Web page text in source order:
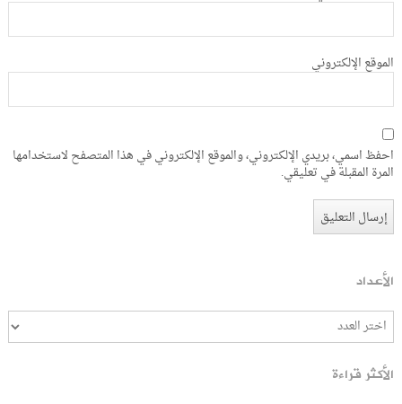
الموقع الإلكتروني
احفظ اسمي، بريدي الإلكتروني، والموقع الإلكتروني في هذا المتصفح لاستخدامها
المرة المقبلة في تعليقي.
الأعداد
الأكثر قراءة